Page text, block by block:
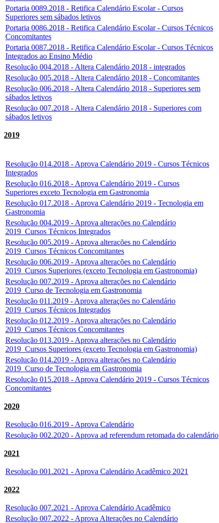
Portaria 0089.2018 - Retifica Calendário Escolar - Cursos
Superiores sem sábados letivos
Portaria 0086.2018 - Retifica Calendário Escolar - Cursos Técnicos
Concomitantes
Portaria 0087.2018 - Retifica Calendário Escolar - Cursos Técnicos
Integrados ao Ensino Médio
Resolução 004.2018 - Altera Calendário 2018 - integrados
Resolução 005.2018 - Altera Calendário 2018 - Concomitantes
Resolução 006.2018 - Altera Calendário 2018 - Superiores sem
sábados letivos
Resolução 007.2018 - Altera Calendário 2018 - Superiores com
sábados letivos
2019
Resolução 014.2018 - Aprova Calendário 2019 - Cursos Técnicos
Integrados
Resolução 016.2018 - Aprova Calendário 2019 - Cursos
Superiores exceto Tecnologia em Gastronomia
Resolução 017.2018 - Aprova Calendário 2019 - Tecnologia em
Gastronomia
Resolução 004.2019 - Aprova alterações no Calendário
2019_Cursos Técnicos Integrados
Resolução 005.2019 - Aprova alterações no Calendário
2019_Cursos Técnicos Concomitantes
Resolução 006.2019 - Aprova alterações no Calendário
2019_Cursos Superiores (exceto Tecnologia em Gastronomia)
Resolução 007.2019 - Aprova alterações no Calendário
2019_Curso de Tecnologia em Gastronomia
Resolução 011.2019 - Aprova alterações no Calendário
2019_Cursos Técnicos Integrados
Resolução 012.2019 - Aprova alterações no Calendário
2019_Cursos Técnicos Concomitantes
Resolução 013.2019 - Aprova alterações no Calendário
2019_Cursos Superiores (exceto Tecnologia em Gastronomia)
Resolução 014.2019 - Aprova alterações no Calendário
2019_Curso de Tecnologia em Gastronomia
Resolução 015.2018 - Aprova Calendário 2019 - Cursos Técnicos
Concomitantes
2020
Resolução 016.2019 - Aprova Calendário
Resolução 002.2020 - Aprova ad referendum retomada do calendário
2021
Resolução 001.2021 - Aprova Calendário Acadêmico 2021
2022
Resolução 007.2021 - Aprova Calendário Acadêmico
Resolução 007.2022 - Aprova Alterações no Calendário